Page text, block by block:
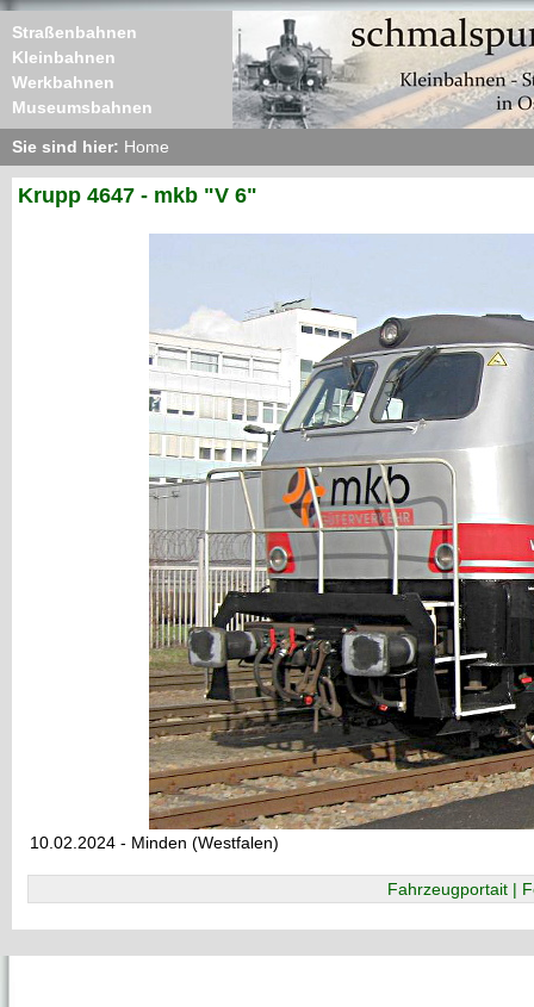
Straßenbahnen
Kleinbahnen
Werkbahnen
Museumsbahnen
Sie sind hier: Home
Krupp 4647 - mkb "V 6"
10.02.2024 - Minden (Westfalen)
Fahrzeugportait |